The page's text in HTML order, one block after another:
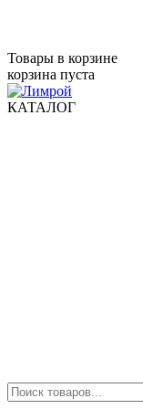
Товары в корзине
корзина пуста
КАТАЛОГ